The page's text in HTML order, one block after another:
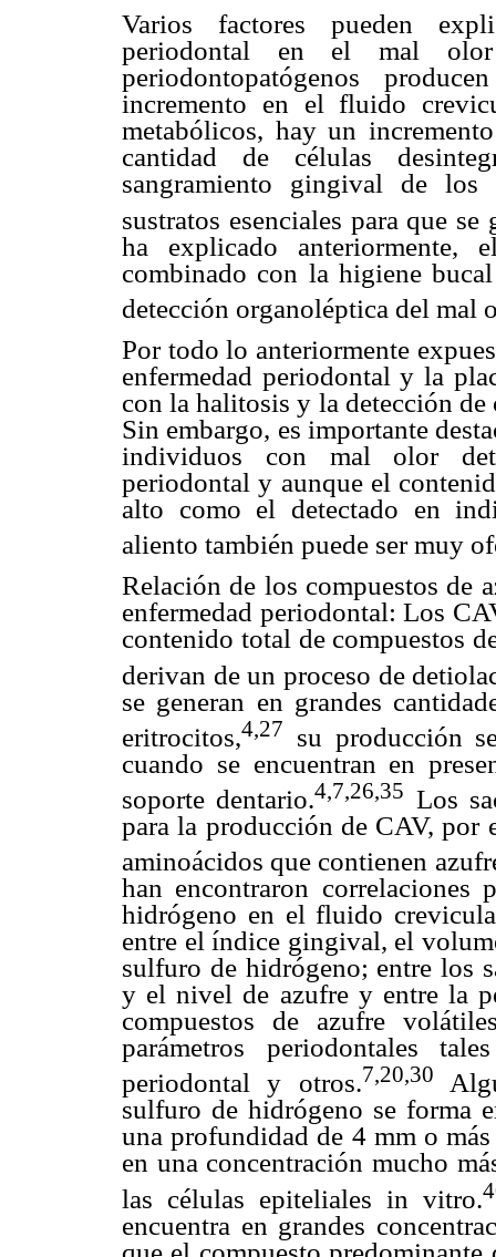
Varios factores pueden
periodontal en el mal
periodontopatógenos
incremento en el fluido
metabólicos, hay un
cantidad de células
sangramiento gingival de los
sustratos esenciales para que se
ha explicado anteriormente,
combinado con la higiene
detección organoléptica del mal
Por todo lo anteriormente
enfermedad periodontal y la
con la halitosis y la detección
Sin embargo, es importante
individuos con mal olor
periodontal y aunque el
alto como el detectado en
aliento también puede ser muy
Relación de los compuestos de
enfermedad periodontal: Los
contenido total de compuestos
derivan de un proceso de
se generan en grandes
eritrocitos,4,27
su producción
cuando se encuentran en
soporte dentario.4,7,26,35 Los
para la producción de CAV, por
aminoácidos que contienen
han encontraron
hidrógeno en el fluido
entre el índice gingival, el
sulfuro de hidrógeno; entre los
y el nivel de azufre y entre la
compuestos de azufre
parámetros periodontales
periodontal y otros.7,20,30
sulfuro de hidrógeno se forma
una profundidad de 4 mm o
en una concentración mucho
las células epiteliales in vitro.
encuentra en grandes